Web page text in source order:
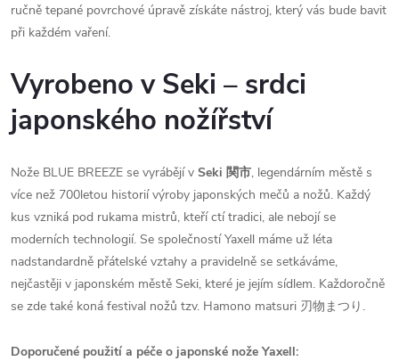
ručně tepané povrchové úpravě získáte nástroj, který vás bude bavit
při každém vaření.
Vyrobeno v Seki – srdci
japonského nožířství
Nože BLUE BREEZE se vyrábějí v Seki 関市, legendárním městě s
více než 700letou historií výroby japonských mečů a nožů. Každý
kus vzniká pod rukama mistrů, kteří ctí tradici, ale nebojí se
moderních technologií. Se společností Yaxell máme už léta
nadstandardně přátelské vztahy a pravidelně se setkáváme,
nejčastěji v japonském městě Seki, které je jejím sídlem. Každoročně
se zde také koná festival nožů tzv. Hamono matsuri 刃物まつり.
Doporučené použití a péče o japonské nože Yaxell: